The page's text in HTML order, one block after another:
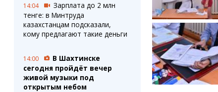
14:04
Зарплата до 2 млн
тенге: в Минтруда
казахстанцам подсказали,
кому предлагают такие деньги
14:00
В Шахтинске
сегодня пройдёт вечер
живой музыки под
открытым небом